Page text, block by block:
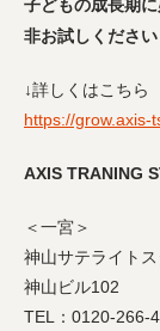
子どもの成長期
非お試しください
↓詳しくはこちら
https://grow.axis-
AXIS TRANING
＜一宮＞
神山サテライト
神山ビル102
TEL：0120-266-